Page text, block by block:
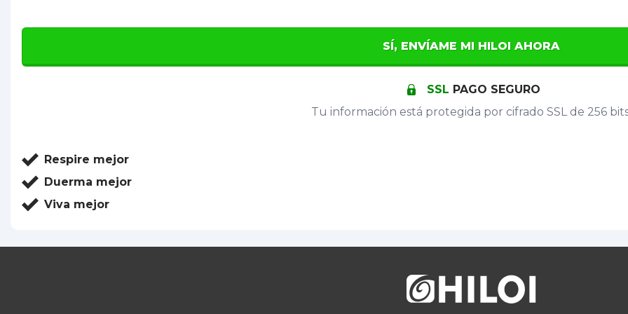
SÍ, ENVÍAME MI HILOI AHORA
SSL PAGO SEGURO
Tu información está protegida por cifrado SSL de 256
Respire mejor
Duerma mejor
Viva mejor